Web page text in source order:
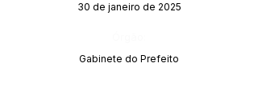
30 de janeiro de 2025
Gabinete do Prefeito